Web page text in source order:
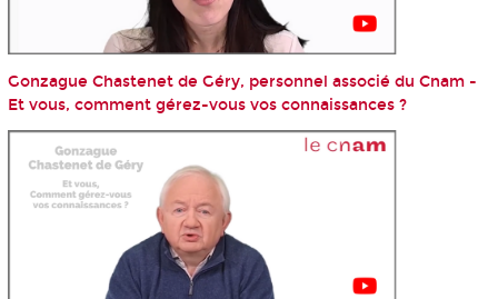
Gonzague Chastenet de Géry, personnel associé du Cnam -
Et vous, comment gérez-vous vos connaissances ?